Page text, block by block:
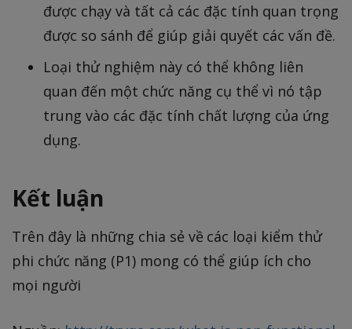
được chạy và tất cả các đặc tính quan trọng
được so sánh để giúp giải quyết các vấn đề.
Loại thử nghiệm này có thể không liên
quan đến một chức năng cụ thể vì nó tập
trung vào các đặc tính chất lượng của ứng
dụng.
Kết luận
Trên đây là những chia sẻ về các loại kiểm thử
phi chức năng (P1) mong có thể giúp ích cho
mọi người